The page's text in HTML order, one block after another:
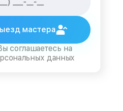
мастера
соглашаетесь на
данных